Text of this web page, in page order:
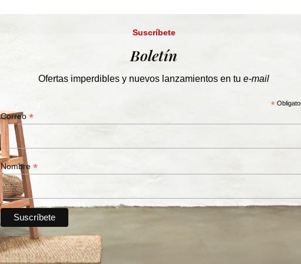
Suscríbete
Boletín
Ofertas imperdibles y nuevos lanzamientos en tu e-mail
*
Correo *
Nombre *